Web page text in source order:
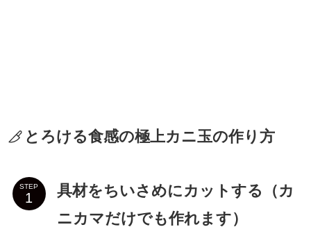
とろける食感の極上カニ玉の作り方
STEP
具材をちいさめにカットする（カ
ニカマだけでも作れます）